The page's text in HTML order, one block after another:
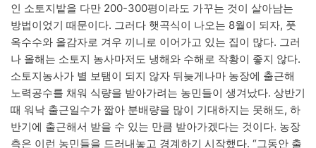
인 소토지밭을 다만 200-300평이라도 가꾸는 것이 살아남는
방법이었기 때문이다. 그러다 햇곡식이 나오는 8월이 되자, 풋
옥수수와 올감자로 겨우 끼니로 이어가고 있는 집이 많다. 그러
나 올해는 소토지 농사마저도 냉해와 수해로 작황이 좋지 않다.
소토지농사가 별 보탬이 되지 않자 뒤늦게나마 농장에 출근해
노력공수를 채워 식량을 받아가려는 농민들이 생겨났다. 상반기
때 워낙 출근일수가 짧아 분배량을 많이 기대하지는 못해도, 하
반기에 출근해서 받을 수 있는 만큼 받아가겠다는 것이다. 농장
측은 이런 농민들을 드러내놓고 경계하기 시작했다. “그동안 출